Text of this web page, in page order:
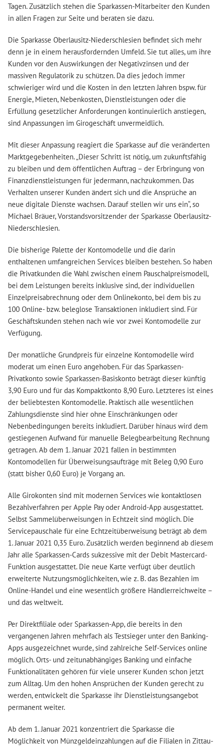
Tagen. Zusätzlich stehen die Sparkassen-Mitarbeiter den Kunden
in allen Fragen zur Seite und beraten sie dazu.
Die Sparkasse Oberlausitz-Niederschlesien befindet sich mehr
denn je in einem herausfordernden Umfeld. Sie tut alles, um ihre
Kunden vor den Auswirkungen der Negativzinsen und der
massiven Regulatorik zu schützen. Da dies jedoch immer
schwieriger wird und die Kosten in den letzten Jahren bspw. für
Energie, Mieten, Nebenkosten, Dienstleistungen oder die
Erfüllung gesetzlicher Anforderungen kontinuierlich anstiegen,
sind Anpassungen im Girogeschäft unvermeidlich.
Mit dieser Anpassung reagiert die Sparkasse auf die veränderten
Marktgegebenheiten. „Dieser Schritt ist nötig, um zukunftsfähig
zu bleiben und dem öffentlichen Auftrag – der Erbringung von
Finanzdienstleistungen für jedermann, nachzukommen. Das
Verhalten unserer Kunden ändert sich und die Ansprüche an
neue digitale Dienste wachsen. Darauf stellen wir uns ein“, so
Michael Bräuer, Vorstandsvorsitzender der Sparkasse Oberlausitz-
Niederschlesien.
Die bisherige Palette der Kontomodelle und die darin
enthaltenen umfangreichen Services bleiben bestehen. So haben
die Privatkunden die Wahl zwischen einem Pauschalpreismodell,
bei dem Leistungen bereits inklusive sind, der individuellen
Einzelpreisabrechnung oder dem Onlinekonto, bei dem bis zu
100 Online- bzw. beleglose Transaktionen inkludiert sind. Für
Geschäftskunden stehen nach wie vor zwei Kontomodelle zur
Verfügung.
Der monatliche Grundpreis für einzelne Kontomodelle wird
moderat um einen Euro angehoben. Für das Sparkassen-
Privatkonto sowie Sparkassen-Basiskonto beträgt dieser künftig
3,90 Euro und für das Kompaktkonto 8,90 Euro. Letzteres ist eines
der beliebtesten Kontomodelle. Praktisch alle wesentlichen
Zahlungsdienste sind hier ohne Einschränkungen oder
Nebenbedingungen bereits inkludiert. Darüber hinaus wird dem
gestiegenen Aufwand für manuelle Belegbearbeitung Rechnung
getragen. Ab dem 1. Januar 2021 fallen in bestimmten
Kontomodellen für Überweisungsaufträge mit Beleg 0,90 Euro
(statt bisher 0,60 Euro) je Vorgang an.
Alle Girokonten sind mit modernen Services wie kontaktlosen
Bezahlverfahren per Apple Pay oder Android-App ausgestattet.
Selbst Sammelüberweisungen in Echtzeit sind möglich. Die
Servicepauschale für eine Echtzeitüberweisung beträgt ab dem
1. Januar 2021 0,35 Euro. Zusätzlich werden beginnend ab diesem
Jahr alle Sparkassen-Cards sukzessive mit der Debit Mastercard-
Funktion ausgestattet. Die neue Karte verfügt über deutlich
erweiterte Nutzungsmöglichkeiten, wie z. B. das Bezahlen im
Online-Handel und eine wesentlich größere Händlerreichweite –
und das weltweit.
Per Direktfiliale oder Sparkassen-App, die bereits in den
vergangenen Jahren mehrfach als Testsieger unter den Banking-
Apps ausgezeichnet wurde, sind zahlreiche Self-Services online
möglich. Orts- und zeitunabhängiges Banking und einfache
Funktionalitäten gehören für viele unserer Kunden schon jetzt
zum Alltag. Um den hohen Ansprüchen der Kunden gerecht zu
werden, entwickelt die Sparkasse ihr Dienstleistungsangebot
permanent weiter.
Ab dem 1. Januar 2021 konzentriert die Sparkasse die
Möglichkeit von Münzgeldeinzahlungen auf die Filialen in Zittau-